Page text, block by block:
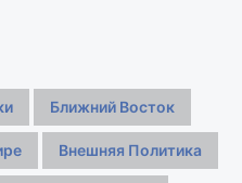
Ближний Восток
Внешняя Политика